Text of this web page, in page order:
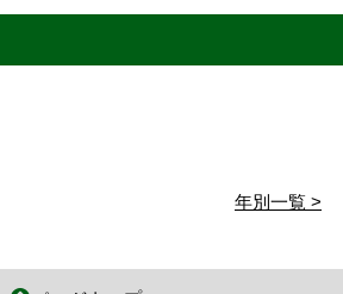
年別一覧 >